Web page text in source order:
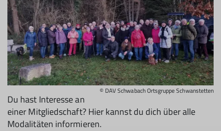
© DAV Schwabach Ortsgruppe Schwanstetten
Du hast Interesse an
einer Mitgliedschaft? Hier kannst du dich über alle
Modalitäten informieren.